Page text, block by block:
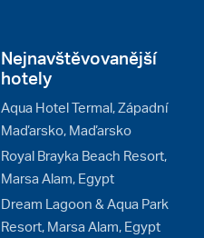
Nejnavštěvovanější
hotely
Aqua Hotel Termal, Západní
Maďarsko, Maďarsko
Royal Brayka Beach Resort,
Marsa Alam, Egypt
Dream Lagoon & Aqua Park
Resort, Marsa Alam, Egypt